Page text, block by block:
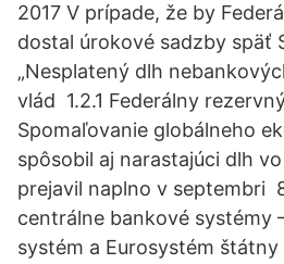
2017 V prípade, že by
dostal úrokové sadzby späť
„Nesplatený dlh
vlád 1.2.1 Federálny
Spomaľovanie globálneho
spôsobil aj narastajúci dlh
prejavil naplno v septembri
centrálne bankové systémy
systém a Eurosystém